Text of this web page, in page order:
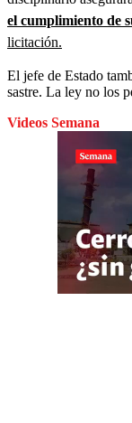
el cumplimiento de
licitación.
El jefe de Estado
sastre. La ley no los
Videos Semana